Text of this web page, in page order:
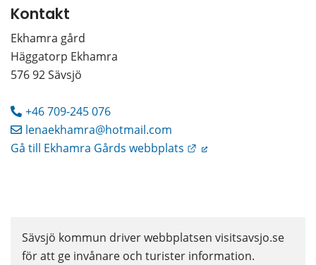
Kontakt
Ekhamra gård
Häggatorp Ekhamra
576 92 Sävsjö
+46 709-245 076
lenaekhamra@hotmail.com
Gå till Ekhamra Gårds webbplats
Länk till annan
Sävsjö kommun driver webbplatsen visitsavsjo.se
för att ge invånare och turister information.